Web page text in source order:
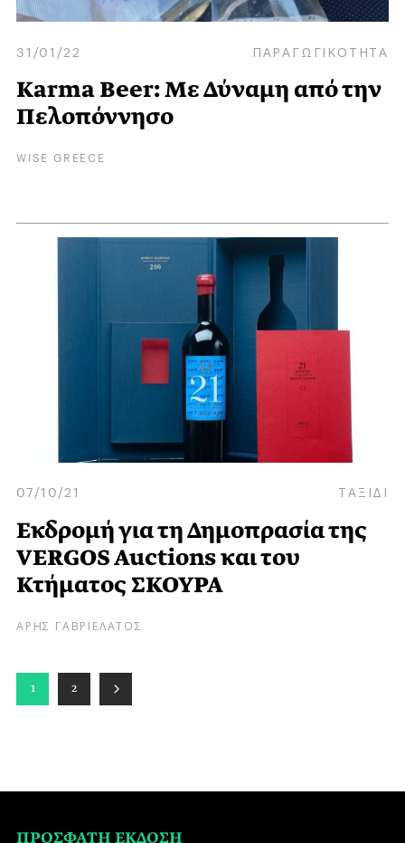
31/01/22 ΠΑΡΑΓΩΓΙΚΟΤΗΤΑ
Karma Beer: Με Δύναμη από την
Πελοπόννησο
WISE GREECE
07/10/21 ΤΑΞΙΔΙ
Εκδρομή για τη Δημοπρασία της
VERGOS Auctions και του
Κτήματος ΣΚΟΥΡΑ
ΑΡΗΣ ΓΑΒΡΙΕΛΑΤΟΣ
1 2
ΠΡΟΣΦΑΤΗ ΕΚΔΟΣΗ